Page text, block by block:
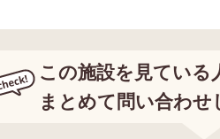
この施設を見てい
まとめて問い合わせ